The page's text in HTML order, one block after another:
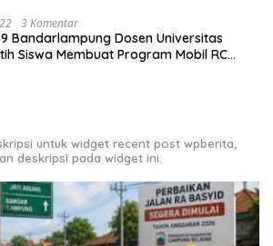
3 Komentar
9 Bandarlampung Dosen Universitas
Siswa Membuat Program Mobil RC
untuk widget recent post wpberita,
deskripsi pada widget ini.